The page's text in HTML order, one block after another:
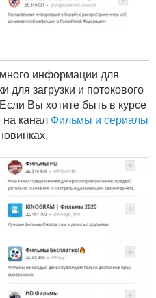
информации для
для загрузки и потокового
Вы хотите быть в курсе
на канал Фильмы и сериалы